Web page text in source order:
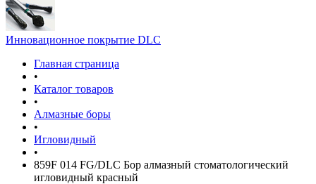
Инновационное покрытие DLC
Главная страница
•
Каталог товаров
•
Алмазные боры
•
Игловидный
•
859F 014 FG/DLC Бор алмазный стоматологический
игловидный красный